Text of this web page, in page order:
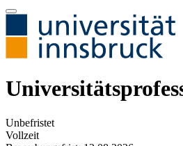
Unbefristet
Vollzeit